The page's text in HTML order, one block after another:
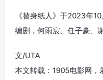
《替身纸人》于2023年
编剧，何雨宸、任子豪、
文/UTA
本文转载：1905电影网，